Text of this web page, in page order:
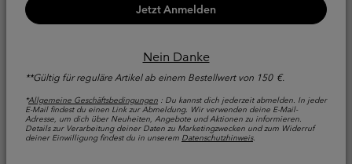
Jetzt Anmelden
Nein Danke
**Gültig für reguläre Artikel ab einem Bestellwert von 150 €.
*Allgemeine Geschäftsbedingungen : Du kannst dich jederzeit abmelden. In jeder
E-Mail findest du einen Link zur Abmeldung. Wir verwenden deine E-Mail-
Adresse, um dich über Neuheiten, Angebote und Aktionen zu informieren.
Details zur Verarbeitung deiner Daten zu Marketingzwecken und zum Widerruf
deiner Einwilligung findest du in unserem Datenschutzhinweis.
Wanderjacke für Frauen
Packable
Wanderjacke für Frauen
Packable
Sale price:
80,00 €